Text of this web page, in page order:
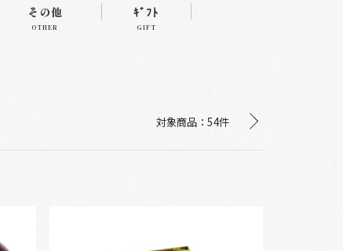
その他
OTHER
ｷﾞﾌﾄ
GIFT
対象商品： 54件